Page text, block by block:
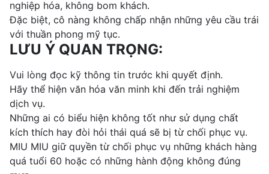
nghiệp hóa, không bom khách.
Đặc biệt, cô nàng không chấp nhận những yêu cầu trái
với thuần phong mỹ tục.
LƯU Ý QUAN TRỌNG:
Vui lòng đọc kỹ thông tin trước khi quyết định.
Hãy thể hiện văn hóa văn minh khi đến trải nghiệm
dịch vụ.
Những ai có biểu hiện không tốt như sử dụng chất
kích thích hay đòi hỏi thái quá sẽ bị từ chối phục vụ.
MIU MIU giữ quyền từ chối phục vụ những khách hàng
quá tuổi 60 hoặc có những hành động không đúng